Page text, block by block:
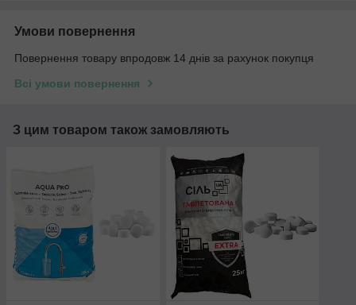
Умови повернення
Повернення товару впродовж 14 днів за рахунок покупця
Всі умови повернення
З цим товаром також замовляють